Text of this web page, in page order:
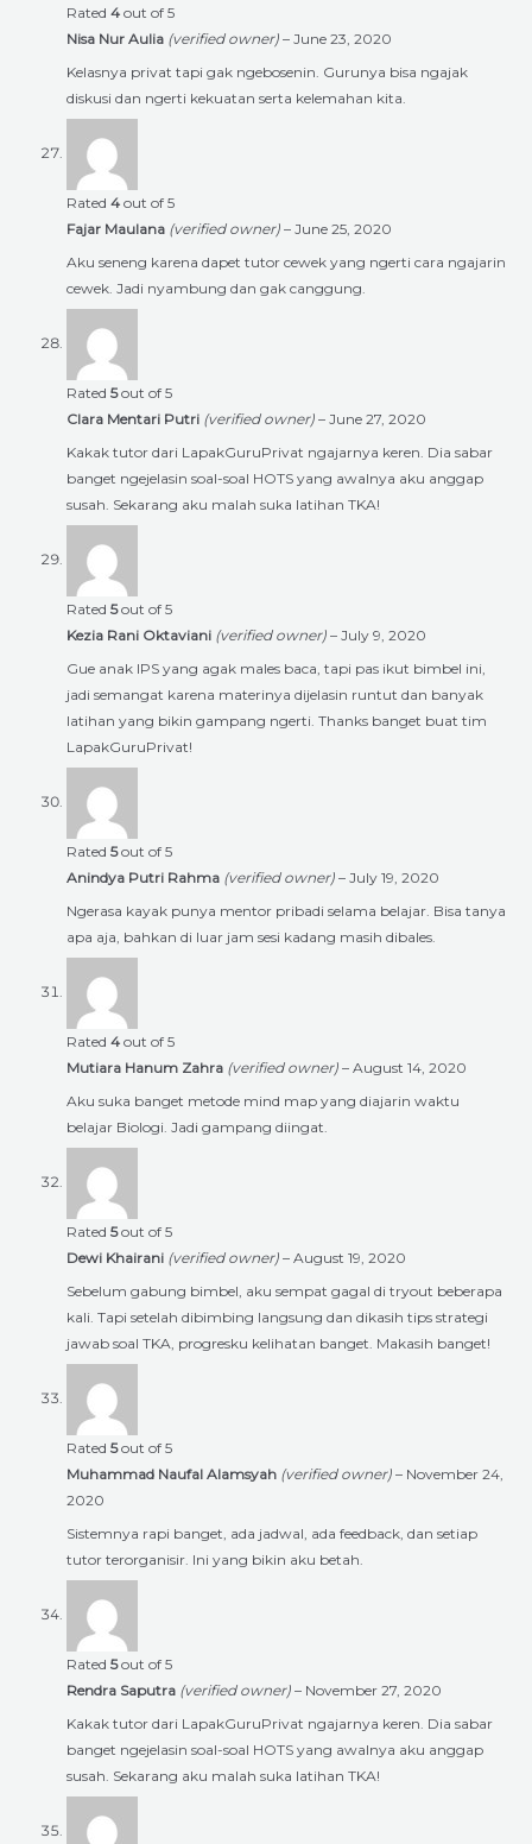
Rated 4 out of 5
Nisa Nur Aulia (verified owner) – June 23, 2020
Kelasnya privat tapi gak ngebosenin. Gurunya bisa ngajak
diskusi dan ngerti kekuatan serta kelemahan kita.
Rated 4 out of 5
Fajar Maulana (verified owner) – June 25, 2020
Aku seneng karena dapet tutor cewek yang ngerti cara ngajarin
cewek. Jadi nyambung dan gak canggung.
Rated 5out of 5
Clara Mentari Putri (verified owner) – June 27, 2020
Kakak tutor dari LapakGuruPrivat ngajarnya keren. Dia sabar
banget ngejelasin soal-soal HOTS yang awalnya aku anggap
susah. Sekarang aku malah suka latihan TKA!
Rated 5out of 5
Kezia Rani Oktaviani (verified owner) – July 9, 2020
Gue anak IPS yang agak males baca, tapi pas ikut bimbel ini,
jadi semangat karena materinya dijelasin runtut dan banyak
latihan yang bikin gampang ngerti. Thanks banget buat tim
LapakGuruPrivat!
Rated 5out of 5
Anindya Putri Rahma (verified owner) – July 19, 2020
Ngerasa kayak punya mentor pribadi selama belajar. Bisa tanya
apa aja, bahkan di luar jam sesi kadang masih dibales.
Rated 4 out of 5
Mutiara Hanum Zahra (verified owner) – August 14, 2020
Aku suka banget metode mind map yang diajarin waktu
belajar Biologi. Jadi gampang diingat.
Rated 5out of 5
Dewi Khairani (verified owner) – August 19, 2020
Sebelum gabung bimbel, aku sempat gagal di tryout beberapa
kali. Tapi setelah dibimbing langsung dan dikasih tips strategi
jawab soal TKA, progresku kelihatan banget. Makasih banget!
Rated 5out of 5
Muhammad Naufal Alamsyah (verified owner) – November 24,
2020
Sistemnya rapi banget, ada jadwal, ada feedback, dan setiap
tutor terorganisir. Ini yang bikin aku betah.
Rated 5out of 5
Rendra Saputra (verified owner) – November 27, 2020
Kakak tutor dari LapakGuruPrivat ngajarnya keren. Dia sabar
banget ngejelasin soal-soal HOTS yang awalnya aku anggap
susah. Sekarang aku malah suka latihan TKA!